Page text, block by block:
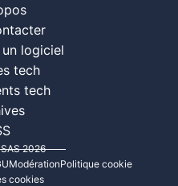
logiciel
tech
tech
2026
ModérationPolitique cookie
cookies